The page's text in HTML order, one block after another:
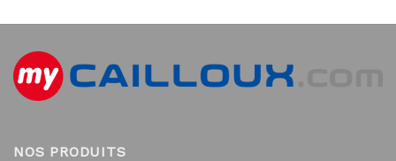
NOS PRODUITS